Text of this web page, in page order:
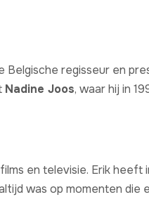
Belgische regisseur en
Nadine Joos, waar hij in
en televisie. Erik heeft
was op momenten die